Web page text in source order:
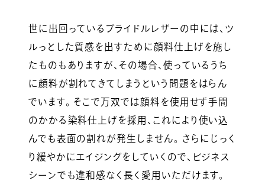
世に出回っているブライドルレザーの中には、ツ
ルっとした質感を出すために顔料仕上げを施し
たものもありますが、その場合、使っているうち
に顔料が割れてきてしまうという問題をはらん
でいます。 そこで万双では顔料を使用せず手間
のかかる染料仕上げを採用、これにより使い込
んでも表面の割れが発生しません。 さらにじっく
り緩やかにエイジングをしていくので、ビジネス
シーンでも違和感なく長く愛用いただけます。